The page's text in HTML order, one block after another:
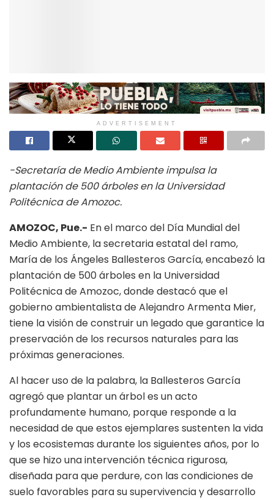
ADVERTISEMENT
-Secretaría de Medio Ambiente impulsa la
plantación de 500 árboles en la Universidad
Politécnica de Amozoc.
AMOZOC, Pue.- En el marco del Día Mundial del
Medio Ambiente, la secretaria estatal del ramo,
María de los Ángeles Ballesteros García, encabezó la
plantación de 500 árboles en la Universidad
Politécnica de Amozoc, donde destacó que el
gobierno ambientalista de Alejandro Armenta Mier,
tiene la visión de construir un legado que garantice la
preservación de los recursos naturales para las
próximas generaciones.
Al hacer uso de la palabra, la Ballesteros García
agregó que plantar un árbol es un acto
profundamente humano, porque responde a la
necesidad de que estos ejemplares sustenten la vida
y los ecosistemas durante los siguientes años, por lo
que se hizo una intervención técnica rigurosa,
diseñada para que perdure, con las condiciones de
suelo favorables para su supervivencia y desarrollo